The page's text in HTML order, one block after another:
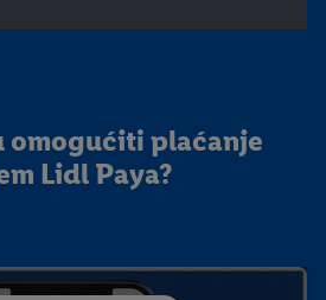
omogućiti plaćanje
Lidl Paya?